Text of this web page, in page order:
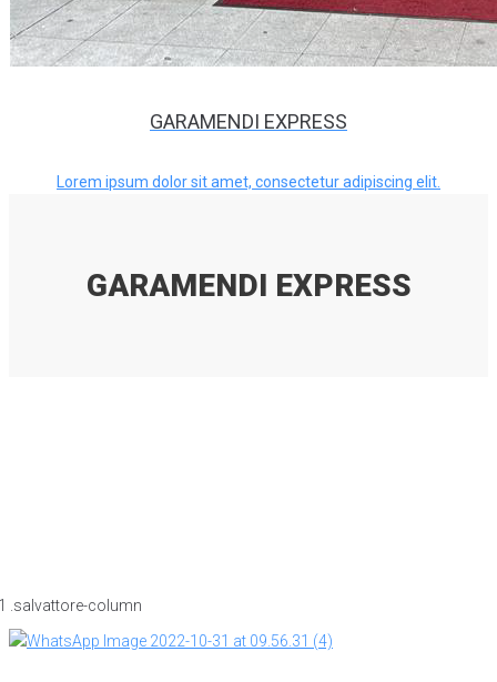
GARAMENDI EXPRESS
Lorem ipsum dolor sit amet, consectetur adipiscing elit.
GARAMENDI EXPRESS